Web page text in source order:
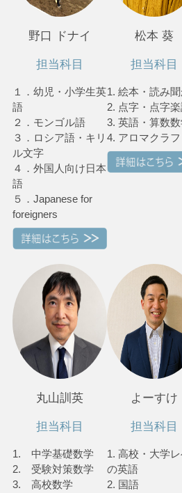
野口 ドナイ
担当科目
１．幼児・小学生英
語
２．モンゴル語
３．ロシア語・キリ
ル文字
４．外国人向け日本
語
５．Japanese for
foreigners
松本 葵
担当科目
1. 絵本・読み
2. 点字・点字
3. 英語・算数数
4. アロマクラフ
丸山訓英
担当科目
1. 中学基礎数学
2. 受験対策数学
3. 高校数学
よーすけ
担当科目
1. 高校・大学
の英語
2. 国語